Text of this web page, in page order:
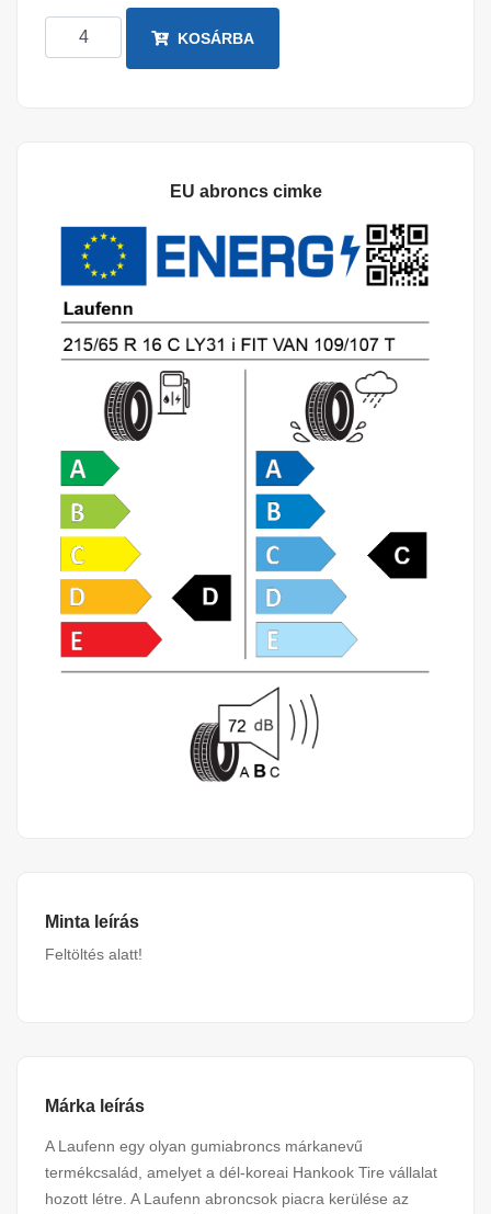
KOSÁRBA
EU abroncs cimke
Minta leírás
Feltöltés alatt!
Márka leírás
A Laufenn egy olyan gumiabroncs márkanevű
termékcsalád, amelyet a dél-koreai Hankook Tire vállalat
hozott létre. A Laufenn abroncsok piacra kerülése az